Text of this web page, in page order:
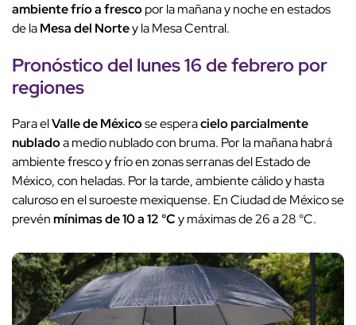
ambiente frío a frescopor la mañana y noche en estados
de laMesa del Nortey la Mesa Central.
Pronóstico del lunes 16 de febrero por
regiones
Para elValle de Méxicose esperacielo parcialmente
nubladoa medio nublado con bruma. Por la mañana habrá
ambiente fresco y frío en zonas serranas del Estado de
México, con heladas. Por la tarde, ambiente cálido y hasta
caluroso en el suroeste mexiquense. En Ciudad de México se
prevénmínimas de 10 a 12 °Cy máximas de 26 a 28 °C.